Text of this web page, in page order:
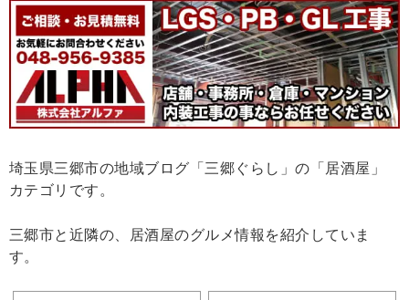
埼玉県三郷市の地域ブログ「三郷ぐらし」の「居酒屋」
カテゴリです。
三郷市と近隣の、居酒屋のグルメ情報を紹介していま
す。